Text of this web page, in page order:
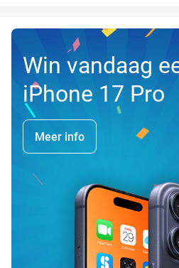
Win vandaag
iPhone 17 Pro
Meer info